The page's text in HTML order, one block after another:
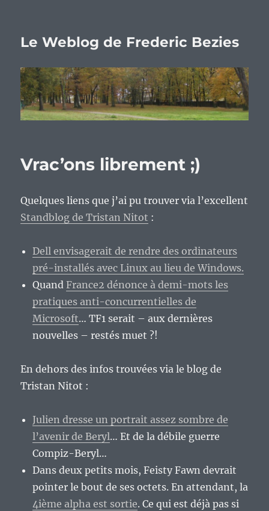
Le Weblog de Frederic Bezies
Vrac’ons librement ;)
Quelques liens que j’ai pu trouver via l’excellent
Standblog de Tristan Nitot :
Dell envisagerait de rendre des ordinateurs
pré-installés avec Linux au lieu de Windows.
QuandFrance2 dénonce à demi-mots les
pratiques anti-concurrentielles de
Microsoft… TF1 serait – aux dernières
nouvelles – restés muet ?!
En dehors des infos trouvées via le blog de
Tristan Nitot :
Julien dresse un portrait assez sombre de
l’avenir de Beryl… Et de la débile guerre
Compiz-Beryl…
Dans deux petits mois, Feisty Fawn devrait
pointer le bout de ses octets. En attendant, la
4ième alpha est sortie. Ce qui est déjà pas si